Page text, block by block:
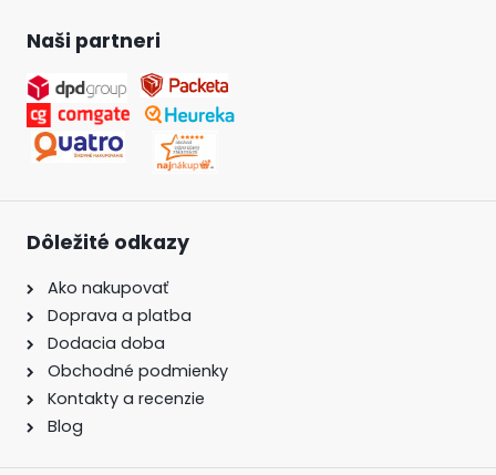
Naši partneri
Dôležité odkazy
Ako nakupovať
Doprava a platba
Dodacia doba
Obchodné podmienky
Kontakty a recenzie
Blog